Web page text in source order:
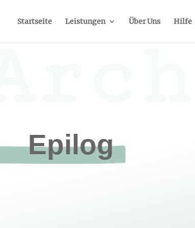
Startseite Leistungen Über Uns Hilfe
Epilog